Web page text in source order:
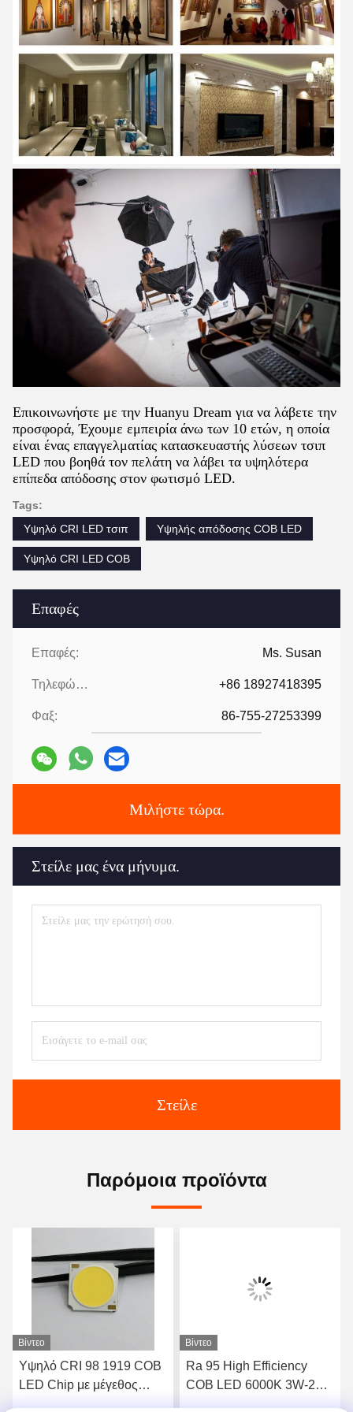
Επαφές
Επαφές: Ms. Susan
Τηλεφώνημα: +86 18927418395
Φαξ: 86-755-27253399
Μιλήστε τώρα.
Στείλε μας ένα μήνυμα.
Στείλε
Επικοινωνήστε με την Huanyu Dream για να λάβετε την
προσφορά, Έχουμε εμπειρία άνω των 10 ετών, η οποία
είναι ένας επαγγελματίας κατασκευαστής λύσεων τσιπ
LED που βοηθά τον πελάτη να λάβει τα υψηλότερα
επίπεδα απόδοσης στον φωτισμό LED.
Tags:
Υψηλό CRI LED τσιπ
Υψηλής απόδοσης COB LED
Υψηλό CRI LED COB
Παρόμοια προϊόντα
Βίντεο
Υψηλό CRI 98 1919 COB
LED Chip με μέγεθος
Βίντεο
Ra 95 High Efficiency
COB LED 6000K 3W-20W